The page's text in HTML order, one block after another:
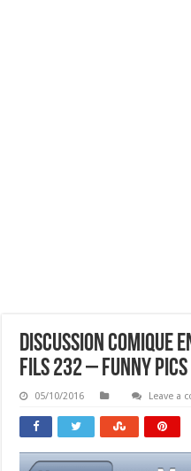
Discussion Comique
Fils 232 – Funny Pics
05/10/2016 Leave a